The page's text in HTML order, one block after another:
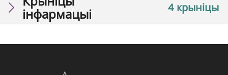
4 крыніцы
інфармацыі